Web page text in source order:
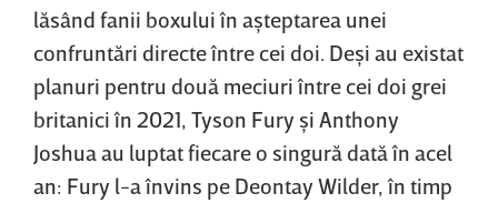
lăsând fanii boxului în aşteptarea unei
confruntări directe între cei doi. Deşi au existat
planuri pentru două meciuri între cei doi grei
britanici în 2021, Tyson Fury şi Anthony
Joshua au luptat fiecare o singură dată în acel
an: Fury l-a învins pe Deontay Wilder, în timp